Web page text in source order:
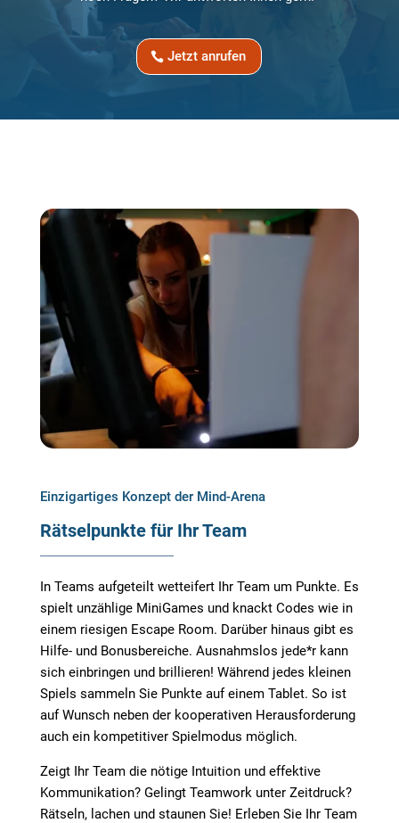
Jetzt anrufen
Einzigartiges Konzept der Mind-Arena
Rätselpunkte für Ihr Team
In Teams aufgeteilt wetteifert Ihr Team um Punkte. Es
spielt unzählige MiniGames und knackt Codes wie in
einem riesigen Escape Room. Darüber hinaus gibt es
Hilfe- und Bonusbereiche. Ausnahmslos jede*r kann
sich einbringen und brillieren! Während jedes kleinen
Spiels sammeln Sie Punkte auf einem Tablet. So ist
auf Wunsch neben der kooperativen Herausforderung
auch ein kompetitiver Spielmodus möglich.
Zeigt Ihr Team die nötige Intuition und effektive
Kommunikation? Gelingt Teamwork unter Zeitdruck?
Rätseln, lachen und staunen Sie! Erleben Sie Ihr Team